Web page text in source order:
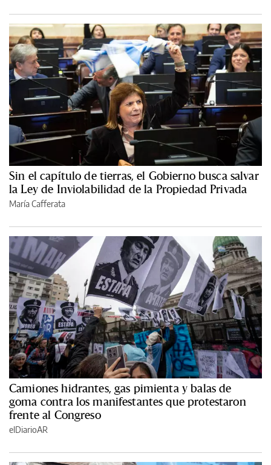
Sin el capítulo de tierras, el Gobierno busca salvar
la Ley de Inviolabilidad de la Propiedad Privada
María Cafferata
Camiones hidrantes, gas pimienta y balas de
goma contra los manifestantes que protestaron
frente al Congreso
elDiarioAR